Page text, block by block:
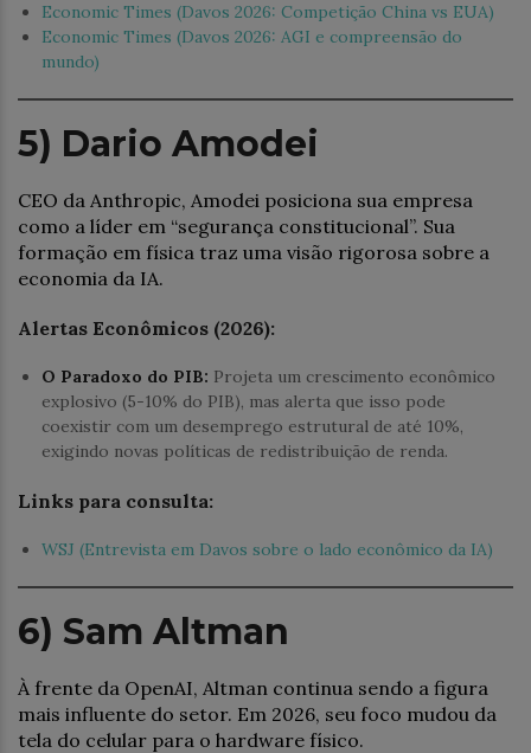
Economic Times (Davos 2026: Competição China vs EUA)
Economic Times (Davos 2026: AGI e compreensão do
mundo)
5) Dario Amodei
CEO da Anthropic, Amodei posiciona sua empresa
como a líder em “segurança constitucional”. Sua
formação em física traz uma visão rigorosa sobre a
economia da IA.
Alertas Econômicos (2026):
O Paradoxo do PIB: Projeta um crescimento econômico
explosivo (5-10% do PIB), mas alerta que isso pode
coexistir com um desemprego estrutural de até 10%,
exigindo novas políticas de redistribuição de renda.
Links para consulta:
WSJ (Entrevista em Davos sobre o lado econômico da IA)
6) Sam Altman
À frente da OpenAI, Altman continua sendo a figura
mais influente do setor. Em 2026, seu foco mudou da
tela do celular para o hardware físico.